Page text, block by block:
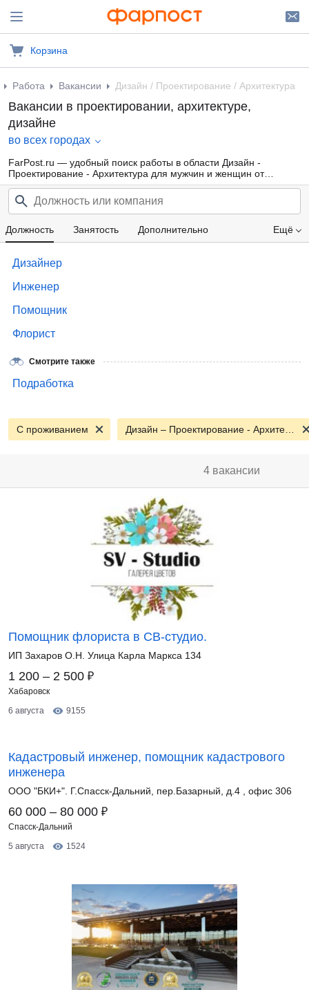
Корзина
Работа Вакансии Дизайн / Проектирование / Архитектура
Вакансии в проектировании, архитектуре,
дизайне
во всех городах
FarPost.ru — удобный поиск работы в области Дизайн -
Проектирование - Архитектура для мужчин и женщин от
прямых работодателей, а также от кадровых агентств. Свежие
вакансии каждый день.
Ещё
Должность Занятость Дополнительно
Образование
Дизайнер
Инженер
Помощник
Флорист
Смотрите также
Подработка
С проживанием
4 вакансии
Помощник флориста в СВ-студио.
ИП Захаров О.Н. Улица Карла Маркса 134
1 200 – 2 500 ₽
Хабаровск
6 августа
9155
Кадастровый инженер, помощник кадастрового
инженера
ООО "БКИ+". Г.Спасск-Дальний, пер.Базарный, д.4 , офис 306
60 000 – 80 000 ₽
Спасск-Дальний
5 августа
1524